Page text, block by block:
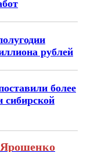
рублей
более
сибирской
Ярошенко